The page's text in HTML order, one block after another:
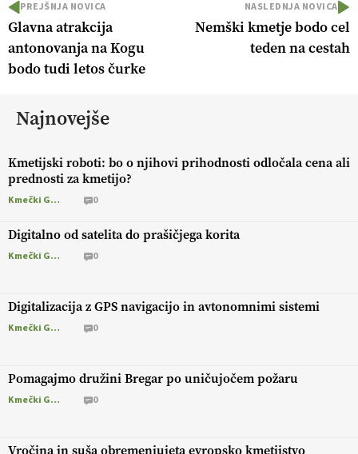
PREJŠNJA NOVICA
Glavna atrakcija
antonovanja na Kogu
bodo tudi letos čurke
NASLEDNJA NOVICA
Nemški kmetje bodo cel
teden na cestah
Najnovejše
Kmetijski roboti: bo o njihovi prihodnosti odločala cena ali
prednosti za kmetijo?
Kmečki Glas 0
Digitalno od satelita do prašičjega korita
Kmečki Glas 0
Digitalizacija z GPS navigacijo in avtonomnimi sistemi
Kmečki Glas 0
Pomagajmo družini Bregar po uničujočem požaru
Kmečki Glas 0
Vročina in suša obremenjujeta evropsko kmetijstvo